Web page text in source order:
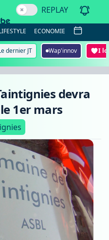
REPLAY
ECONOMIE
dernier JT Wap'innov I
devra
1er mars